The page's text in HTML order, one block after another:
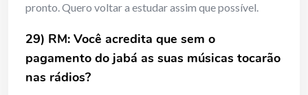
pronto. Quero voltar a estudar assim que possível.
29) RM: Você acredita que sem o
pagamento do jabá as suas músicas tocarão
nas rádios?